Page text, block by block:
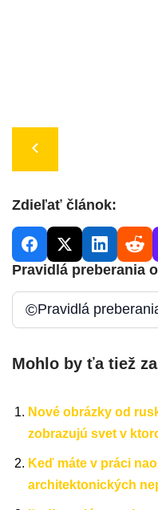
Zdieľať článok:
Pravidlá preberania
©Pravidlá
Mohlo by ťa tiež
Nové obrázky od
zobrazujú svet v
Keď máte v práci
architektonických